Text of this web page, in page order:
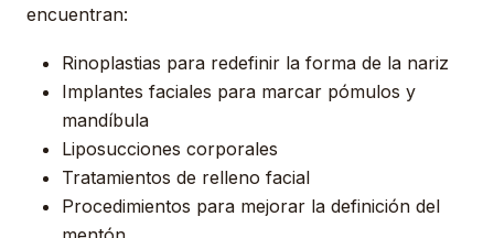
encuentran:
Rinoplastias para redefinir la forma de la nariz
Implantes faciales para marcar pómulos y
mandíbula
Liposucciones corporales
Tratamientos de relleno facial
Procedimientos para mejorar la definición del